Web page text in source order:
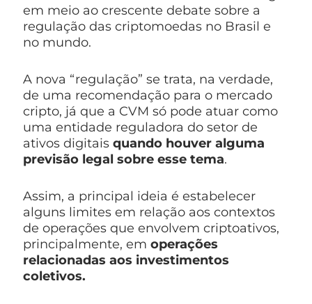
em meio ao crescente debate sobre a
regulação das criptomoedas no Brasil e
no mundo.
A nova “regulação” se trata, na verdade,
de uma recomendação para o mercado
cripto, já que a CVM só pode atuar como
uma entidade reguladora do setor de
ativos digitais quando houver alguma
previsão legal sobre esse tema.
Assim, a principal ideia é estabelecer
alguns limites em relação aos contextos
de operações que envolvem criptoativos,
principalmente, em operações
relacionadas aos investimentos
coletivos.